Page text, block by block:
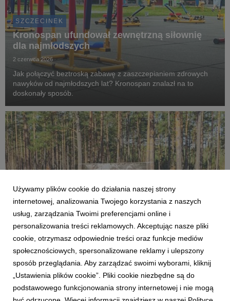
SZCZECINEK
Kronospan ufundował zewnętrzną siłownię
dla najmłodszych
2 czerwca 2026
Jak połączyć beztroską zabawę z zaszczepianiem zdrowych
nawyków od najmłodszych lat? Kronospan znalazł na to
doskonały sposób.
SZCZECINEK
50 000 drzew dla przyszłości – GROW 2026 w
leśnictwie Spore
16 kwietnia 2026
W sobotę 11 kwietnia pracownicy Kronospan wraz z rodzinami
Używamy plików cookie do działania naszej strony
internetowej, analizowania Twojego korzystania z naszych
usług, zarządzania Twoimi preferencjami online i
personalizowania treści reklamowych. Akceptując nasze pliki
cookie, otrzymasz odpowiednie treści oraz funkcje mediów
społecznościowych, spersonalizowane reklamy i ulepszony
sposób przeglądania. Aby zarządzać swoimi wyborami, kliknij
„Ustawienia plików cookie”. Pliki cookie niezbędne są do
podstawowego funkcjonowania strony internetowej i nie mogą